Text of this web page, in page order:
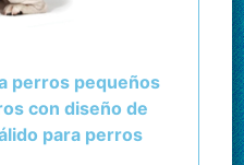
perros pequeños
con diseño de
para perros